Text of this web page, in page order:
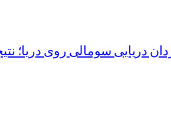
دریایی سومالی روی دریا؛